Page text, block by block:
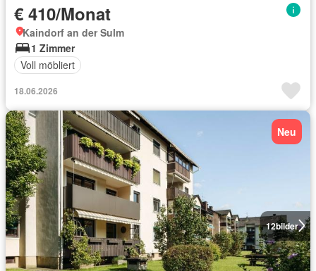
€ 410/Monat
Kaindorf an der Sulm
1 Zimmer
Voll möbliert
18.06.2026
12bilder
Neu